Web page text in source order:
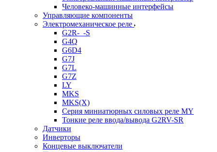
Человеко-машинные интерфейсы
Управляющие компоненты
Электромеханическое реле
G2R-_-S
G4Q
G6D4
G7J
G7L
G7Z
LY
MKS
MKS(X)
Серия миниатюрных силовых реле MY
Тонкие реле ввода/вывода G2RV-SR
Датчики
Инверторы
Концевые выключатели